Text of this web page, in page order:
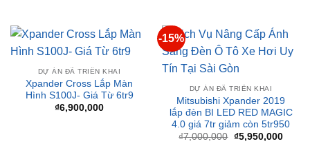
DỰ ÁN ĐÃ TRIỂN KHAI
Xpander Cross Lắp Màn
₫6,900,000
DỰ ÁN ĐÃ TRIỂN KHAI
Mitsubishi Xpander 2019
lắp đèn BI LED RED MAGIC
4.0 giá 7tr giảm còn 5tr950
₫ 7,000,000 Giá
gốc
là:
₫7,000,000.
₫5,950,000Giá
hiện
tại
là: